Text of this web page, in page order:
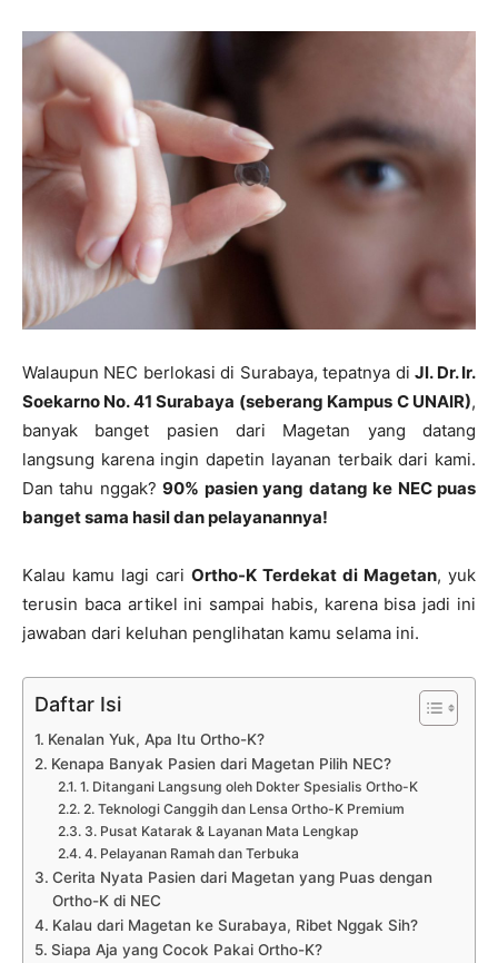
Walaupun NEC berlokasi di Surabaya, tepatnya diJl. Dr. Ir.
Soekarno No. 41 Surabaya (seberang Kampus C UNAIR),
banyak banget pasien dari Magetan yang datang
langsung karena ingin dapetin layanan terbaik dari kami.
Dan tahu nggak?90% pasien yang datang ke NEC puas
banget sama hasil dan pelayanannya!
Kalau kamu lagi cari Ortho-K Terdekat di Magetan, yuk
terusin baca artikel ini sampai habis, karena bisa jadi ini
jawaban dari keluhan penglihatan kamu selama ini.
Daftar Isi
Kenalan Yuk, Apa Itu Ortho-K?
Kenapa Banyak Pasien dari Magetan Pilih NEC?
1. Ditangani Langsung oleh Dokter Spesialis Ortho-K
2. Teknologi Canggih dan Lensa Ortho-K Premium
3. Pusat Katarak & Layanan Mata Lengkap
4. Pelayanan Ramah dan Terbuka
Cerita Nyata Pasien dari Magetan yang Puas dengan
Ortho-K di NEC
Kalau dari Magetan ke Surabaya, Ribet Nggak Sih?
Siapa Aja yang Cocok Pakai Ortho-K?